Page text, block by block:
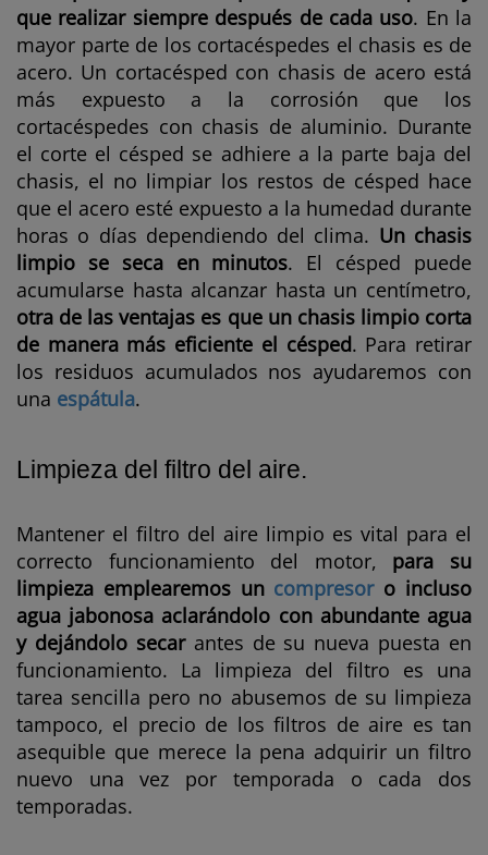
que realizar siempre después de cada uso. En la
mayor parte de los cortacéspedes el chasis es de
acero. Un cortacésped con chasis de acero está
más expuesto a la corrosión que los
cortacéspedes con chasis de aluminio. Durante
el corte el césped se adhiere a la parte baja del
chasis, el no limpiar los restos de césped hace
que el acero esté expuesto a la humedad durante
horas o días dependiendo del clima. Un chasis
limpio se seca en minutos. El césped puede
acumularse hasta alcanzar hasta un centímetro,
otra de las ventajas es que un chasis limpio corta
de manera más eficiente el césped. Para retirar
los residuos acumulados nos ayudaremos con
una espátula.
Limpieza del filtro del aire.
Mantener el filtro del aire limpio es vital para el
correcto funcionamiento del motor, para su
limpieza emplearemos un compresoro incluso
agua jabonosa aclarándolo con abundante agua
y dejándolo secarantes de su nueva puesta en
funcionamiento. La limpieza del filtro es una
tarea sencilla pero no abusemos de su limpieza
tampoco, el precio de los filtros de aire es tan
asequible que merece la pena adquirir un filtro
nuevo una vez por temporada o cada dos
temporadas.